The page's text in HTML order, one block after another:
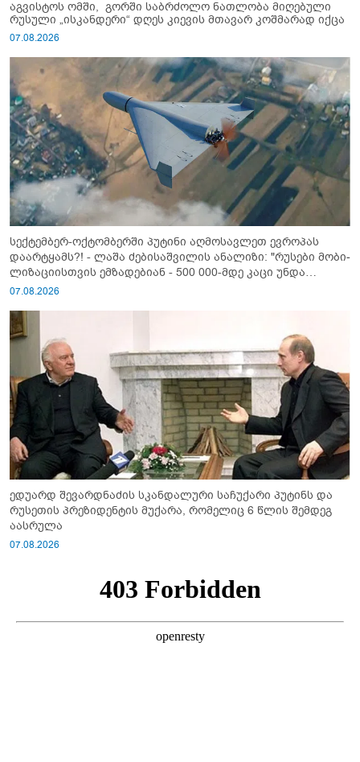
აგვისტოს ომში, გორში საბრძოლო ნათლობა მიღებული
რუსული „ისკანდერი“ დღეს კიევის მთავარ კოშმარად იქცა
07.08.2026
სექტემბერ-ოქტომბერში პუტინი აღმოსავლეთ ევროპას
დაარტყამს?! - ლაშა ძებისაშვილის ანალიზი: "რუსები მობი­
ლიზაციისთვის ემზადებიან - 500 000-მდე კაცი უნდა
გაიწვიონ ომში"
07.08.2026
ედუარდ შევარდნაძის სკანდალური საჩუქარი პუტინს და
რუსეთის პრეზიდენტის მუქარა, რომელიც 6 წლის შემდეგ
აასრულა
07.08.2026